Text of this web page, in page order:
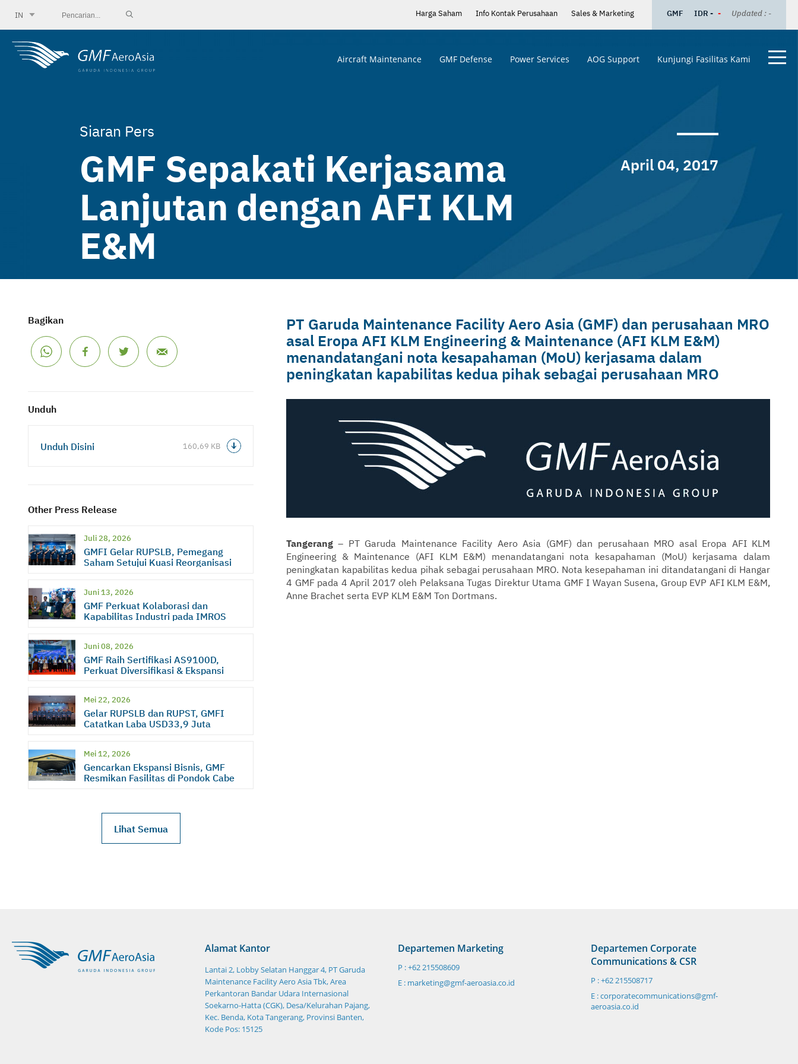
IN Harga Saham Info Kontak Perusahaan Sales & Marketing GMF IDR - - Updated : -
Aircraft Maintenance GMF Defense Power Services AOG Support Kunjungi Fasilitas Kami
Siaran Pers
GMF Sepakati Kerjasama
Lanjutan dengan AFI KLM
E&M
April 04, 2017
Bagikan
Unduh
Unduh Disini 160,69 KB
Other Press Release
Juli 28, 2026
GMFI Gelar RUPSLB, Pemegang
Saham Setujui Kuasi Reorganisasi
Juni 13, 2026
GMF Perkuat Kolaborasi dan
Kapabilitas Industri pada IMROS
Juni 08, 2026
GMF Raih Sertifikasi AS9100D,
Perkuat Diversifikasi & Ekspansi
Mei 22, 2026
Gelar RUPSLB dan RUPST, GMFI
Catatkan Laba USD33,9 Juta
Mei 12, 2026
Gencarkan Ekspansi Bisnis, GMF
Resmikan Fasilitas di Pondok Cabe
Lihat Semua
PT Garuda Maintenance Facility Aero Asia (GMF) dan perusahaan MRO
asal Eropa AFI KLM Engineering & Maintenance (AFI KLM E&M)
menandatangani nota kesapahaman (MoU) kerjasama dalam
peningkatan kapabilitas kedua pihak sebagai perusahaan MRO
Tangerang– PT Garuda Maintenance Facility Aero Asia (GMF) dan perusahaan MRO asal Eropa AFI KLM
Engineering & Maintenance (AFI KLM E&M) menandatangani nota kesapahaman (MoU) kerjasama dalam
peningkatan kapabilitas kedua pihak sebagai perusahaan MRO. Nota kesepahaman ini ditandatangani di Hangar
4 GMF pada 4 April 2017 oleh Pelaksana Tugas Direktur Utama GMF I Wayan Susena, Group EVP AFI KLM E&M,
Anne Brachet serta EVP KLM E&M Ton Dortmans.
Alamat Kantor
Lantai 2, Lobby Selatan Hanggar 4, PT Garuda
Maintenance Facility Aero Asia Tbk, Area
Perkantoran Bandar Udara Internasional
Soekarno-Hatta (CGK), Desa/Kelurahan Pajang,
Kec. Benda, Kota Tangerang, Provinsi Banten,
Kode Pos: 15125
Departemen Marketing
P : +62 215508609
E : marketing@gmf-aeroasia.co.id
Departemen Corporate
Communications & CSR
P : +62 215508717
E : corporatecommunications@gmf-
aeroasia.co.id